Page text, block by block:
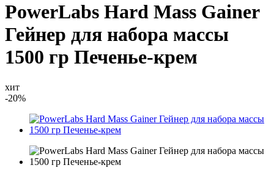
PowerLabs Hard Mass Gainer
Гейнер для набора массы
1500 гр Печенье-крем
хит
-20%